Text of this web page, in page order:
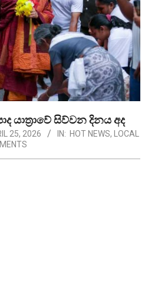
යාත්‍රාවේ සිව්වන දිනය අද
25, 2026 IN: HOT NEWS,
LOCAL